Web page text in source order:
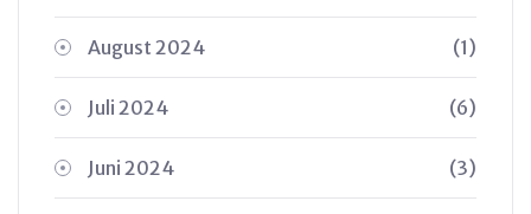
August 2024 (1)
Juli 2024 (6)
Juni 2024 (3)